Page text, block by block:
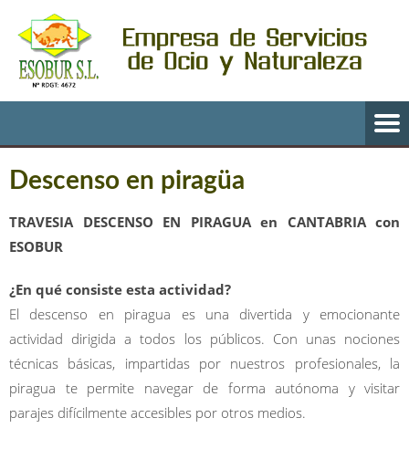
Descenso en piragüa
TRAVESIA DESCENSO EN PIRAGUA en CANTABRIA con
ESOBUR
¿En qué consiste esta actividad?
El descenso en piragua es una divertida y emocionante
actividad dirigida a todos los públicos. Con unas nociones
técnicas básicas, impartidas por nuestros profesionales, la
piragua te permite navegar de forma autónoma y visitar
parajes difícilmente accesibles por otros medios.